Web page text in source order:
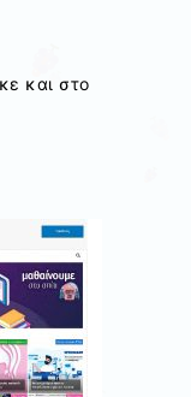
και στο